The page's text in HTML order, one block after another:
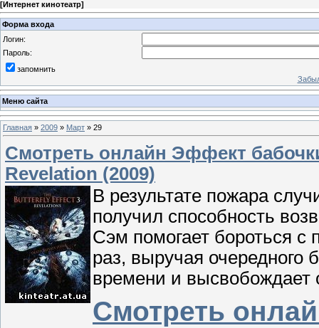
[Интернет кинотеатр]
Форма входа
Логин:
Пароль:
запомнить
Меню сайта
Главная » 2009 » Март » 29
Смотреть онлайн Эффект
Revelation (2009)
В результате пожара
получил способность
Сэм помогает бороться с
раз, выручая очередного
времени и высвобождает
Смотреть